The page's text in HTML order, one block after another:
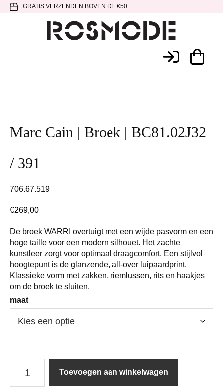
Spring
hoofdnavigatie
Door
SpringGRATIS VERZENDEN BOVEN DE €50
Marc Cain | Broek | BC81.02J32
/ 391
706.67.519
€269,00
De broek WARRI overtuigt met een wijde pasvorm en een
hoge taille voor een modern silhouet. Het zachte
kunstleer zorgt voor optimaal draagcomfort. Een stijlvol
hoogtepunt is de glanzende, all-over luipaardprint.
Klassieke vorm met zakken, riemlussen, rits en haakjes
om de broek te sluiten.
maat
Cain
|
Toevoegen aan winkelwagen